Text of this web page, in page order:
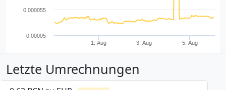
1. Aug 3. Aug 5. Aug
0.00005
0.000055
Letzte Umrechnungen